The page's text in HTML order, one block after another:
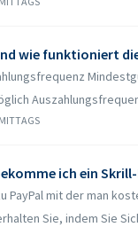
wie funktioniert
ich ein
PayPal mit der man
Sie, indem Sie